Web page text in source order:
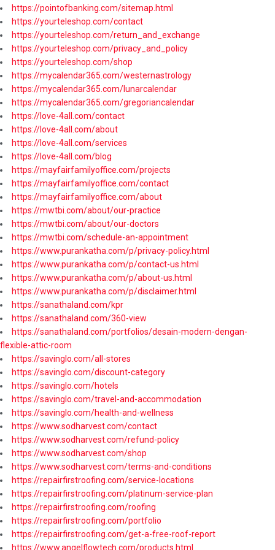
https://pointofbanking.com/sitemap.html
https://yourteleshop.com/contact
https://yourteleshop.com/return_and_exchange
https://yourteleshop.com/privacy_and_policy
https://yourteleshop.com/shop
https://mycalendar365.com/westernastrology
https://mycalendar365.com/lunarcalendar
https://mycalendar365.com/gregoriancalendar
https://love-4all.com/contact
https://love-4all.com/about
https://love-4all.com/services
https://love-4all.com/blog
https://mayfairfamilyoffice.com/projects
https://mayfairfamilyoffice.com/contact
https://mayfairfamilyoffice.com/about
https://mwtbi.com/about/our-practice
https://mwtbi.com/about/our-doctors
https://mwtbi.com/schedule-an-appointment
https://www.purankatha.com/p/privacy-policy.html
https://www.purankatha.com/p/contact-us.html
https://www.purankatha.com/p/about-us.html
https://www.purankatha.com/p/disclaimer.html
https://sanathaland.com/kpr
https://sanathaland.com/360-view
https://sanathaland.com/portfolios/desain-modern-dengan-
flexible-attic-room
https://savinglo.com/all-stores
https://savinglo.com/discount-category
https://savinglo.com/hotels
https://savinglo.com/travel-and-accommodation
https://savinglo.com/health-and-wellness
https://www.sodharvest.com/contact
https://www.sodharvest.com/refund-policy
https://www.sodharvest.com/shop
https://www.sodharvest.com/terms-and-conditions
https://repairfirstroofing.com/service-locations
https://repairfirstroofing.com/platinum-service-plan
https://repairfirstroofing.com/roofing
https://repairfirstroofing.com/portfolio
https://repairfirstroofing.com/get-a-free-roof-report
https://www.angelflowtech.com/products.html